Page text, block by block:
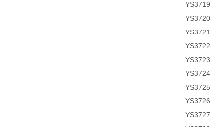
YS3719
YS3720
YS3721
YS3722
YS3723
YS3724
YS3725
YS3726
YS3727